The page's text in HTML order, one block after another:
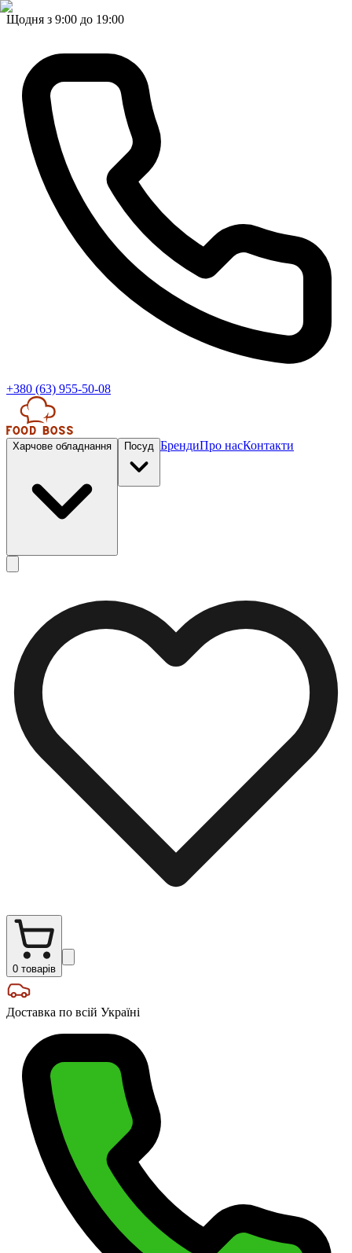
Щодня з 9:00 до 19:00
+380 (63) 955-50-08
Харчове обладнання Посуд БрендиПро насКонтакти
0 товарів
Доставка по всій Україні